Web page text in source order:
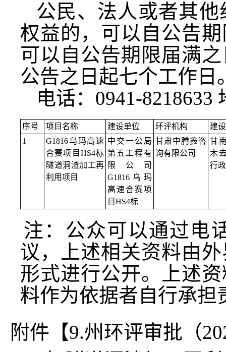
公民、法人或者其
权益的，可以自公告
可以自公告期限届满
公告之日起七个工作日
电话：0941-
序号 项目名称 建设单位 环评机构
建
1
G1816乌玛高速
合赛项目HS4标
隧道洞渣加工再
利用项目
中交一公局
第五工程有
限公司
G1816乌玛
高速合赛项
目HS4标
甘肃中腾鑫咨
询有限公司
甘
木
行
注：公众可以通过电
议，上述相关资料由
形式进行公开。上述
料作为依据者自行承担
附件【9.州环评审批（